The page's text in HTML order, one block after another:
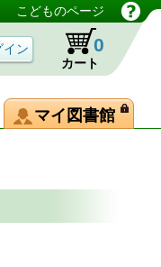
こどものページ
カート
0
マイ図書館